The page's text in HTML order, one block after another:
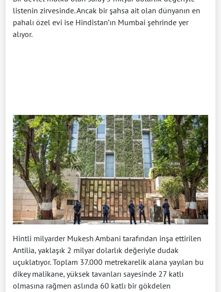
listenin zirvesinde. Ancak bir şahsa ait olan dünyanın en
pahalı özel evi ise Hindistan’ın Mumbai şehrinde yer
alıyor.
Hintli milyarder Mukesh Ambani tarafından inşa ettirilen
Antilia, yaklaşık 2 milyar dolarlık değeriyle dudak
uçuklatıyor. Toplam 37.000 metrekarelik alana yayılan bu
dikey malikane, yüksek tavanları sayesinde 27 katlı
olmasına rağmen aslında 60 katlı bir gökdelen